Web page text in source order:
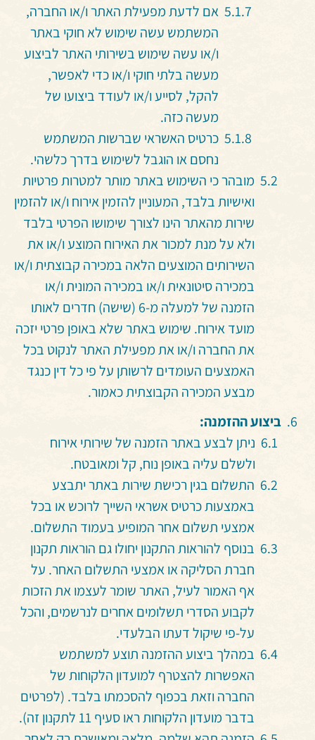
אם לדעת מפעילת האתר ו/או החברה,
המשתמש עשה שימוש לא חוקי באתר
ו/או עשה שימוש בשירותי האתר לביצוע
מעשה בלתי חוקי ו/או כדי לאפשר,
להקל, לסייע ו/או לעודד ביצועו של
מעשה כזה.
כרטיס האשראי שברשות המשתמש
נחסם או הוגבל לשימוש בדרך כלשהי.
מובהר כי השימוש באתר מותר למטרות פרטיות
ואישיות בלבד, המעוניין להזמין אירוח ו/או להזמין
שירות מהאתר הינו לצורך שימושו הפרטי בלבד
ולא על מנת למכור את האירוח המוצע ו/או את
השירותים המוצעים הלאה במכירה קבוצתית ו/או
במכירה סיטונאית ו/או במכירה המונית ו/או
הזמנה של למעלה מ-6 (שישה) חדרים לאותו
מועד אירוח. שימוש באתר שלא באופן פרטי יזכה
את החברה ו/או את מפעילת האתר לנקוט בכל
האמצעים העומדים לרשותן על פי כל דין כנגד
מבצע המכירה הקבוצתית כאמור.
ביצוע ההזמנה:
ניתן לבצע באתר הזמנה של שירותי אירוח
ולשלם עליה באופן נוח, קל ומאובטח.
התשלום בגין רכישת שירות באתר יתבצע
באמצעות כרטיס אשראי השייך לרוכש או בכל
אמצעי תשלום אחר המופיע בעמוד התשלום.
בנוסף להוראות התקנון יחולו גם הוראות תקנון
חברת הסליקה או אמצעי התשלום האחר. על
אף האמור לעיל, האתר שומר לעצמו את הזכות
לקבוע הסדרי תשלומים אחרים לנרשמים, והכל
על-פי שיקול דעתו הבלעדי.
במהלך ביצוע ההזמנה תוצע למשתמש
האפשרות להצטרף למועדון הלקוחות של
החברה וזאת בכפוף להסכמתו בלבד. (לפרטים
בדבר מועדון הלקוחות ראו סעיף 11 לתקנון זה).